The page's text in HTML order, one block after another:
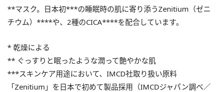
**マスク。日本初***の睡眠時の肌に寄り添うZenitium（ゼニ
チウム）****や、2種のCICA****を配合しています。
* 乾燥による
** ぐっすりと眠ったような潤って艶やかな肌
***スキンケア用途において、IMCD社取り扱い原料
「Zenitium」を日本で初めて製品採用（IMCDジャパン調べ／